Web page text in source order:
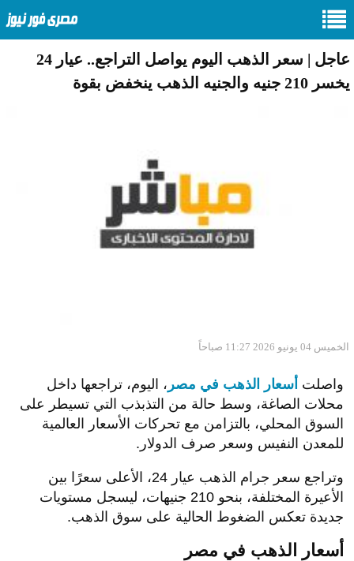
عاجل | سعر الذهب اليوم يواصل التراجع.. عيار 24
يخسر 210 جنيه والجنيه الذهب ينخفض بقوة
الخميس 04 يونيو 2026 11:27 صباحاً
واصلت أسعار الذهب في مصر ، اليوم، تراجعها داخل
محلات الصاغة، وسط حالة من التذبذب التي تسيطر على
السوق المحلي، بالتزامن مع تحركات الأسعار العالمية
للمعدن النفيس وسعر صرف الدولار.
وتراجع سعر جرام الذهب عيار 24، الأعلى سعرًا بين
الأعيرة المختلفة، بنحو 210 جنيهات، ليسجل مستويات
جديدة تعكس الضغوط الحالية على سوق الذهب.
أسعار الذهب في مصر